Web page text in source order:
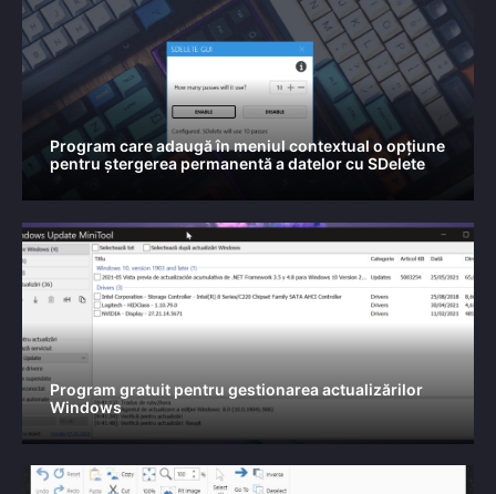
Program care adaugă în meniul contextual o opțiune
pentru ștergerea permanentă a datelor cu SDelete
Program gratuit pentru gestionarea actualizărilor
Windows